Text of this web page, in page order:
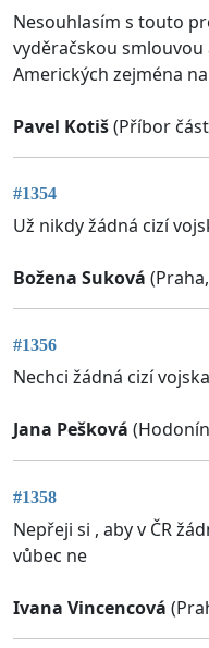
Nesouhlasím s touto
vyděračskou
Amerických zejména
Pavel Kotiš(Příbor
#1354
Už nikdy žádná cizí
Božena Suková
#1356
Nechci žádná cizí
Jana Pešková
#1358
Nepřeji si , aby v ČR
vůbec ne
Ivana Vincencová